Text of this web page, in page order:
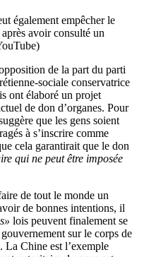
également empêcher le
avoir consulté un
de la part du parti
sociale conservatrice
ont élaboré un projet
de don d’organes. Pour
que les gens soient
à s’inscrire comme
cela garantirait que le don
qui ne peut être imposée
de tout le monde un
de bonnes intentions, il
lois peuvent finalement se
sur le corps de
La Chine est l’exemple